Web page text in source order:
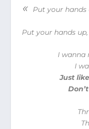
« Put your hands
Put your hands up,
I wanna
I
Just